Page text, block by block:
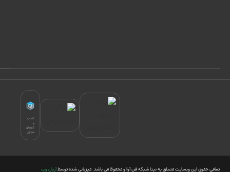
کسب
و
کارهای
مجازی
تمامی حقوق این وبسایت متعلق به نیتا شبکه فن آوا و محفوظ می باشد. میزبانی شده توسطآریان وب